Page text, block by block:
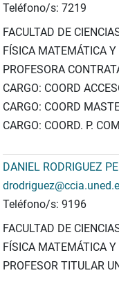
Teléfono/s: 7219
FACULTAD DE
FÍSICA MATEMÁTICA Y
PROFESORA
CARGO: COORD
CARGO: COORD
CARGO: COORD. P.
DANIEL RODRIGUEZ
Teléfono/s: 9196
FACULTAD DE
FÍSICA MATEMÁTICA Y
PROFESOR TITULAR